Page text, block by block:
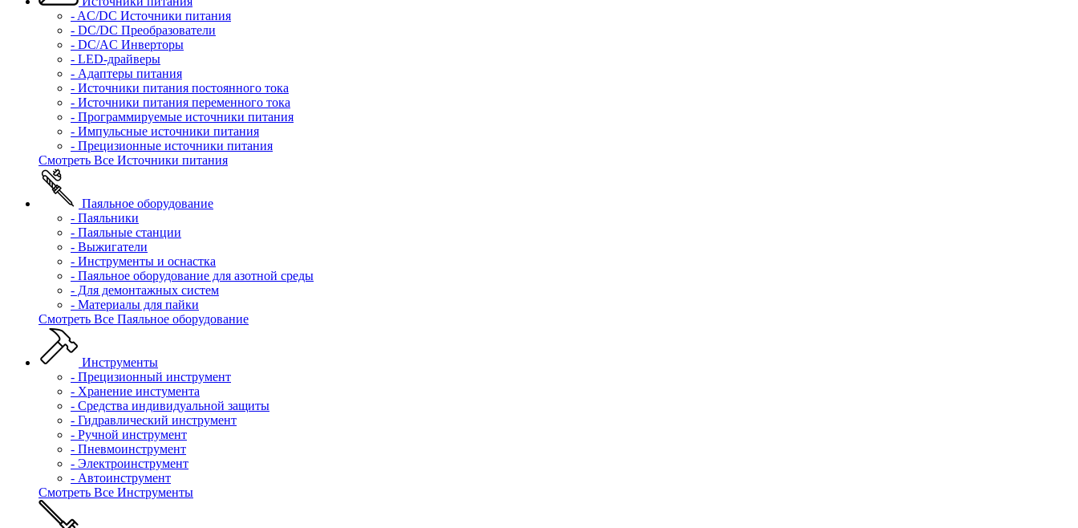
- AC/DC Источники питания
- DC/DC Преобразователи
- DC/AC Инверторы
- LED-драйверы
- Адаптеры питания
- Источники питания постоянного тока
- Источники питания переменного тока
- Программируемые источники питания
- Импульсные источники питания
- Прецизионные источники питания
Смотреть Все Источники питания
Паяльное оборудование
- Паяльники
- Паяльные станции
- Выжигатели
- Инструменты и оснастка
- Паяльное оборудование для азотной среды
- Для демонтажных систем
- Материалы для пайки
Смотреть Все Паяльное оборудование
Инструменты
- Прецизионный инструмент
- Хранение инстумента
- Средства индивидуальной защиты
- Гидравлический инструмент
- Ручной инструмент
- Пневмоинструмент
- Электроинструмент
- Автоинструмент
Смотреть Все Инструменты